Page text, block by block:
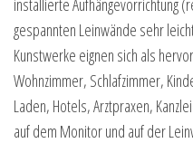
gespannten Leinwände sehr
Kunstwerke eignen sich als
Wohnzimmer, Schlafzimmer,
Laden, Hotels, Arztpraxen,
auf dem Monitor und auf der